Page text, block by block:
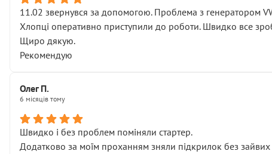
11.02 звернувся за допомогою. Проблема з генератором
Хлопці оперативно приступили до роботи. Швидко все
Щиро дякую.
Рекомендую
Олег П.
6 місяців тому
Швидко і без проблем поміняли стартер.
Додатково за моїм проханням зняли підкрилок без зайвих